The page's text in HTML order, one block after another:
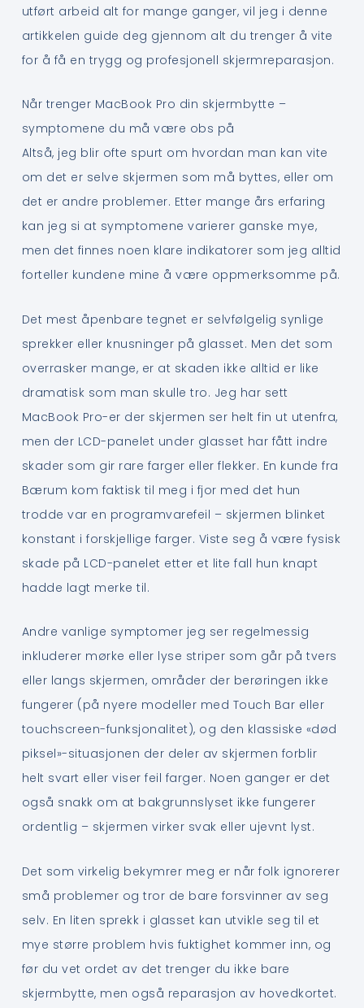
utført arbeid alt for mange ganger, vil jeg i denne
artikkelen guide deg gjennom alt du trenger å vite
for å få en trygg og profesjonell skjermreparasjon.
Når trenger MacBook Pro din skjermbytte –
symptomene du må være obs på
Altså, jeg blir ofte spurt om hvordan man kan vite
om det er selve skjermen som må byttes, eller om
det er andre problemer. Etter mange års erfaring
kan jeg si at symptomene varierer ganske mye,
men det finnes noen klare indikatorer som jeg alltid
forteller kundene mine å være oppmerksomme på.
Det mest åpenbare tegnet er selvfølgelig synlige
sprekker eller knusninger på glasset. Men det som
overrasker mange, er at skaden ikke alltid er like
dramatisk som man skulle tro. Jeg har sett
MacBook Pro-er der skjermen ser helt fin ut utenfra,
men der LCD-panelet under glasset har fått indre
skader som gir rare farger eller flekker. En kunde fra
Bærum kom faktisk til meg i fjor med det hun
trodde var en programvarefeil – skjermen blinket
konstant i forskjellige farger. Viste seg å være fysisk
skade på LCD-panelet etter et lite fall hun knapt
hadde lagt merke til.
Andre vanlige symptomer jeg ser regelmessig
inkluderer mørke eller lyse striper som går på tvers
eller langs skjermen, områder der berøringen ikke
fungerer (på nyere modeller med Touch Bar eller
touchscreen-funksjonalitet), og den klassiske «død
piksel»-situasjonen der deler av skjermen forblir
helt svart eller viser feil farger. Noen ganger er det
også snakk om at bakgrunnslyset ikke fungerer
ordentlig – skjermen virker svak eller ujevnt lyst.
Det som virkelig bekymrer meg er når folk ignorerer
små problemer og tror de bare forsvinner av seg
selv. En liten sprekk i glasset kan utvikle seg til et
mye større problem hvis fuktighet kommer inn, og
før du vet ordet av det trenger du ikke bare
skjermbytte, men også reparasjon av hovedkortet.